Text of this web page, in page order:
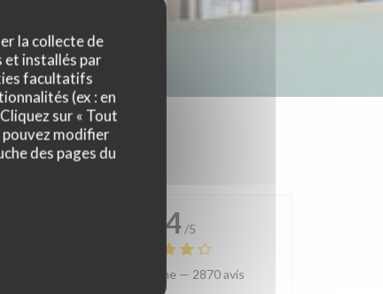
la collecte de
et installés par
facultatifs
(ex : en
sur « Tout
pouvez modifier
des pages du
4.4 /5
Note moyenne — 2870 avis